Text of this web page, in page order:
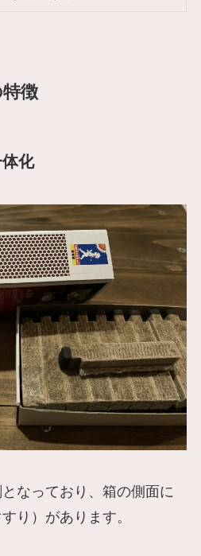
徴
化
なっており、箱の側面に
り）があります。